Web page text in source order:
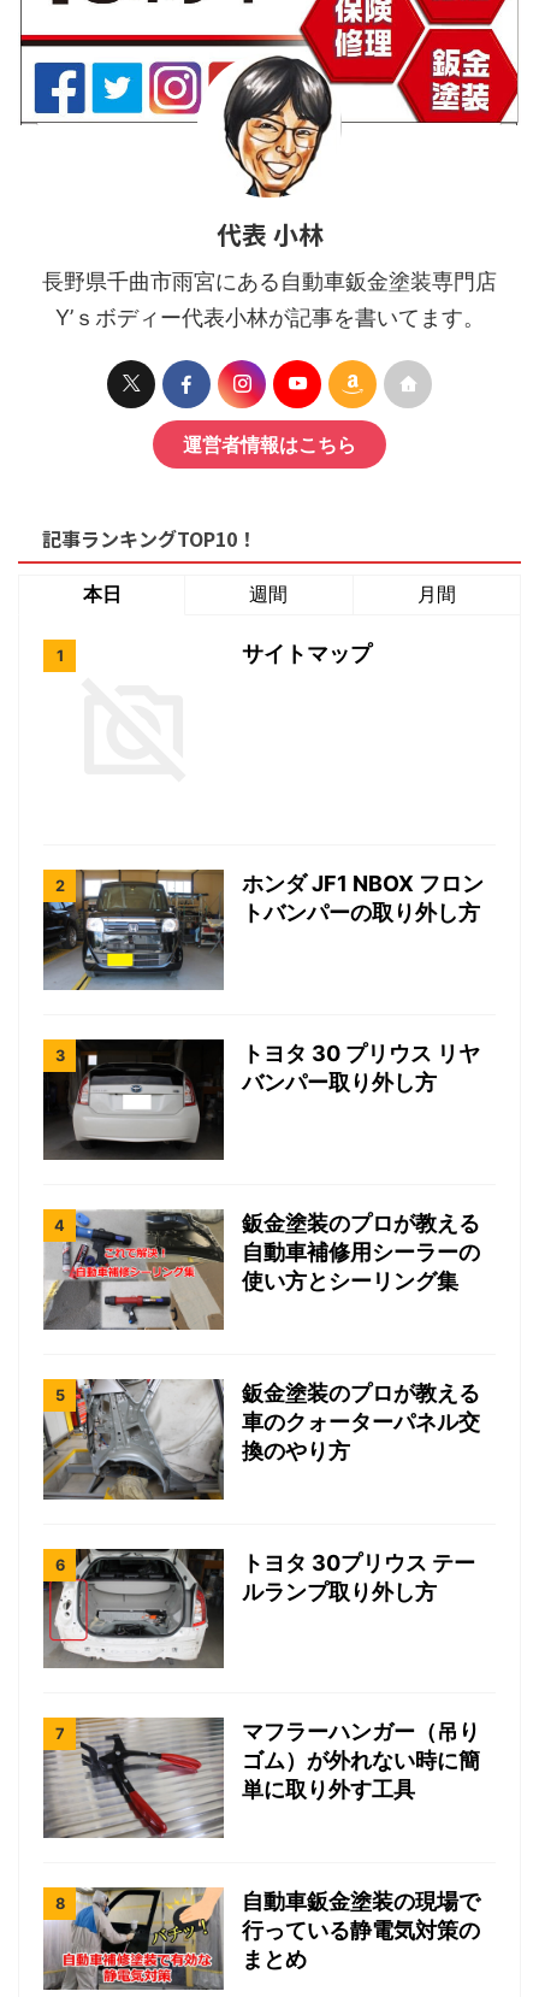
代表 小林
長野県千曲市雨宮にある自動車鈑金塗装専門店
Y’ｓボディー代表小林が記事を書いてます。
運営者情報はこちら
記事ランキングTOP10！
本日 週間 月間
サイトマップ
ホンダ JF1 NBOX フロン
トバンパーの取り外し方
トヨタ 30 プリウス リヤ
バンパー取り外し方
鈑金塗装のプロが教える
自動車補修用シーラーの
使い方とシーリング集
鈑金塗装のプロが教える
車のクォーターパネル交
換のやり方
トヨタ 30プリウス テー
ルランプ取り外し方
マフラーハンガー（吊り
ゴム）が外れない時に簡
単に取り外す工具
自動車鈑金塗装の現場で
行っている静電気対策の
まとめ